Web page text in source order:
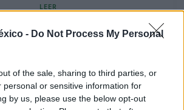
- Do Not Process My Personal
of the sale, sharing to third parties, or
personal or sensitive information for
by us, please use the below opt-out
LEER